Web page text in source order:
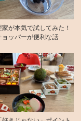
が本気で試してみた！
ョッパーが便利な話